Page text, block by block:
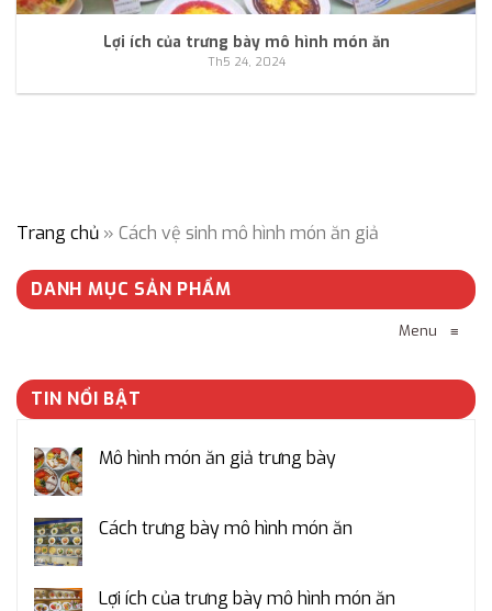
Trang chủ » Cách vệ sinh mô hình món ăn giả
DANH MỤC SẢN PHẨM
Menu ≡
TIN NỔI BẬT
Mô hình món ăn giả trưng bày
Cách trưng bày mô hình món ăn
Lợi ích của trưng bày mô hình món ăn
Lợi ích của trưng bày mô hình món ăn
Th5 24, 2024